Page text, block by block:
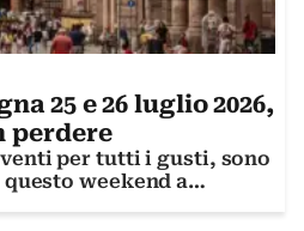
25 e 26 luglio 2026,
perdere
per tutti i gusti, sono
weekend a